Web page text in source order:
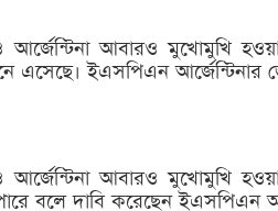
আবারও মুখোমুখি
এসেছে। ইএসপিএন আর্জেন্টিনার
আবারও মুখোমুখি
বলে দাবি করেছেন ইএসপিএন